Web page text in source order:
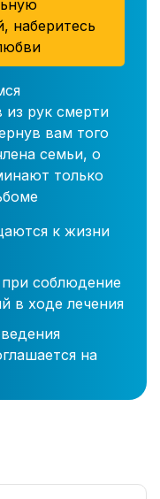
наберитесь
из рук смерти
вам того
семьи, о
только
к жизни
при соблюдение
в ходе лечения
на